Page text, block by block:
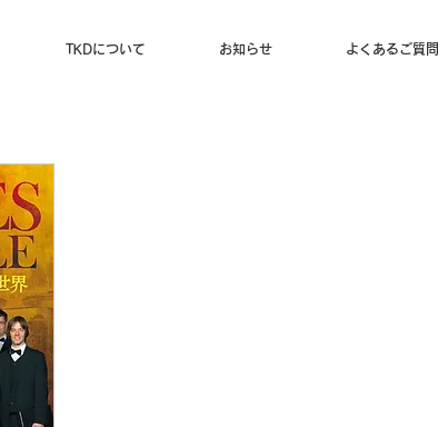
TKDについて お知らせ よくあるご質問